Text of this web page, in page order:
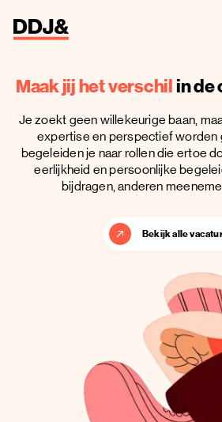
Maak jij het verschilin de
Je zoekt geen willekeurige baan,
expertise en perspectief worden
begeleiden je naar rollen die ertoe
eerlijkheid en persoonlijke
bijdragen, anderen
Bekijk alle